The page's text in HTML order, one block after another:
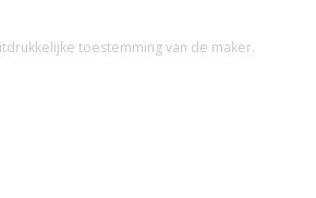
toestemming van de maker.